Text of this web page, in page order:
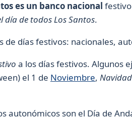
es un banco nacional
día de todosLosSantos.
de días festivos: nacionales,
a los días festivos. Algunos
el 1 de Noviembre,
autonómicos son el Día de